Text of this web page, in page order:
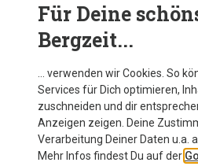
Für Deine
Bergzeit...
… verwenden wir Cookies. So
Services für Dich optimieren,
zuschneiden und dir
Anzeigen zeigen. Deine
Verarbeitung Deiner Daten u.a.
Mehr Infos findest Du auf der